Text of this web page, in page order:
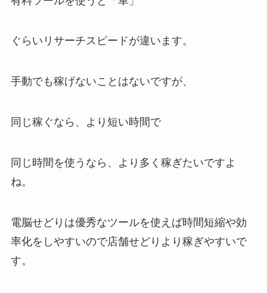
ぐらいリサーチスピードが違います。
手動でも稼げないことはないですが、
同じ稼ぐなら、より短い時間で
同じ時間を使うなら、より多く稼ぎたいですよ
ね。
電脳せどりは優秀なツールを使えば時間短縮や効
率化をしやすいので店舗せどりより稼ぎやすいで
す。